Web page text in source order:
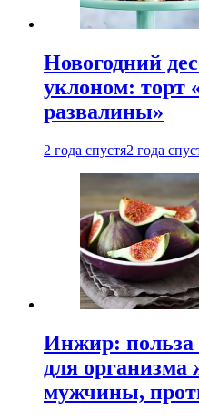
Новогодний
уклоном: торт
развалины»
2 года спустя2 года
Инжир: польза
для
мужчины,